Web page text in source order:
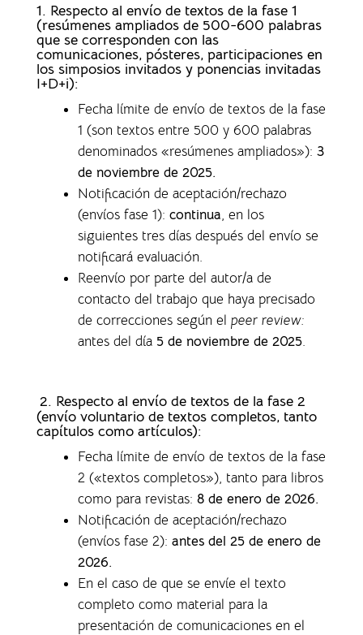
1. Respecto al envío de textos de la fase 1
(resúmenes ampliados de 500-600 palabras
que se corresponden con las
comunicaciones, pósteres, participaciones en
los simposios invitados y ponencias invitadas
I+D+i):
Fecha límite de envío de textos de la fase
1 (son textos entre 500 y 600 palabras
denominados «resúmenes ampliados»): 3
de noviembre de 2025.
Notificación de aceptación/rechazo
(envíos fase 1): continua, en los
siguientes tres días después del envío se
notificará evaluación.
Reenvío por parte del autor/a de
contacto del trabajo que haya precisado
de correcciones según el peer review:
antes del día 5 de noviembre de 2025.
2. Respecto al envío de textos de la fase 2
(envío voluntario de textos completos, tanto
capítulos como artículos):
Fecha límite de envío de textos de la fase
2 («textos completos»), tanto para libros
como para revistas: 8 de enero de 2026.
Notificación de aceptación/rechazo
(envíos fase 2): antes del 25 de enero de
2026.
En el caso de que se envíe el texto
completo como material para la
presentación de comunicaciones en el